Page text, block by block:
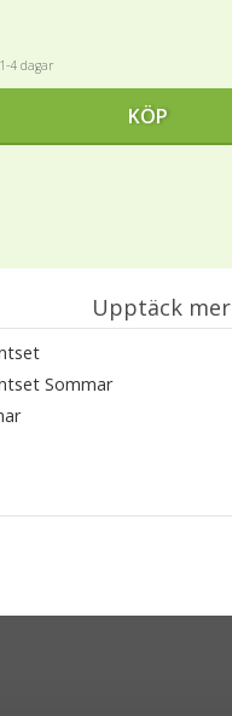
4 dagar
KÖP
Upptäck mer
Sommar